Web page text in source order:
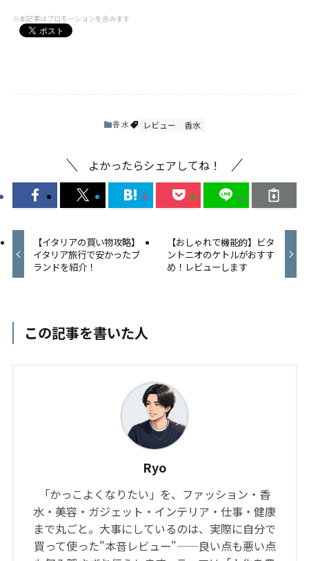
※本記事はプロモーションを含みます
香水 レビュー 香水
よかったらシェアしてね！
【イタリアの買い物攻略】
イタリア旅行で安かったブ
ランドを紹介！
【おしゃれで機能的】ビタ
ントニオのケトルがおすす
め！レビューします
この記事を書いた人
Ryo
「かっこよくなりたい」を、ファッション・香
水・美容・ガジェット・インテリア・仕事・健康
まで丸ごと。大事にしているのは、実際に自分で
買って使った"本音レビュー"——良い点も悪い点